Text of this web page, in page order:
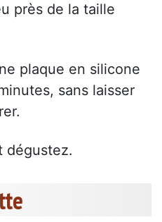
près de la taille
plaque en silicone
sans laisser
dégustez.